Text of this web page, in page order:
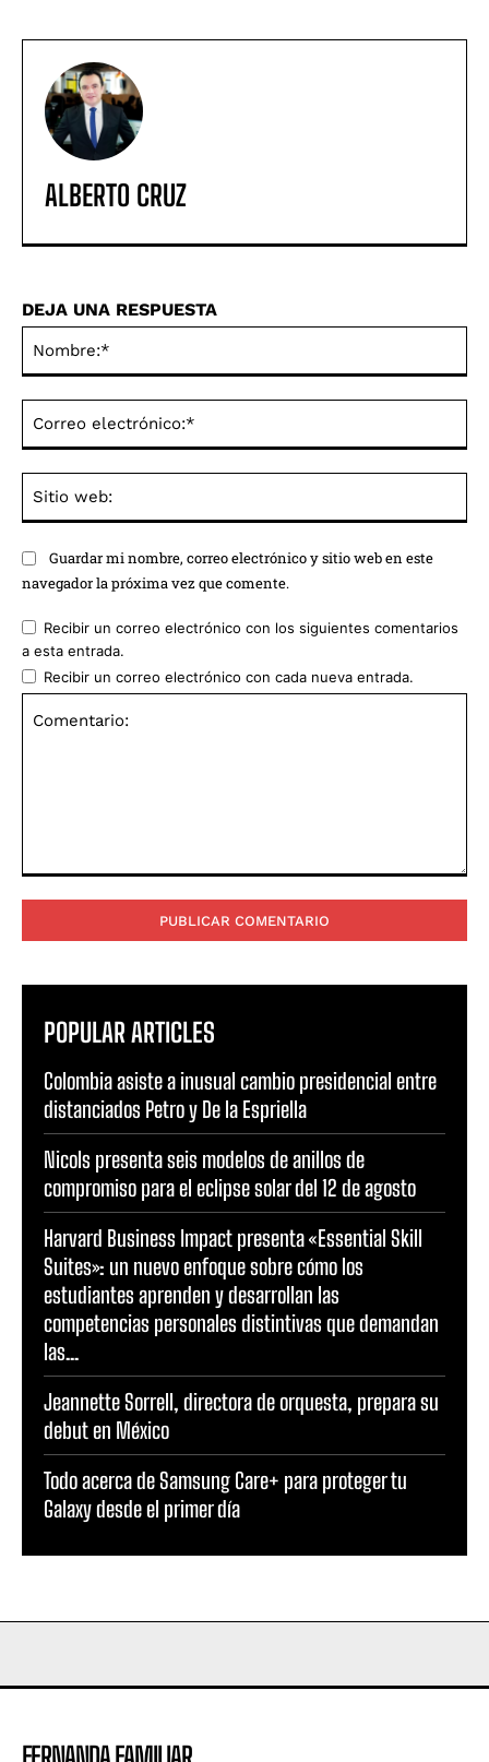
ALBERTO CRUZ
DEJA UNA RESPUESTA
Guardar mi nombre, correo electrónico y sitio web en este
navegador la próxima vez que comente.
Recibir un correo electrónico con los siguientes comentarios
a esta entrada.
Recibir un correo electrónico con cada nueva entrada.
POPULAR ARTICLES
Colombia asiste a inusual cambio presidencial entre
distanciados Petro y De la Espriella
Nicols presenta seis modelos de anillos de
compromiso para el eclipse solar del 12 de agosto
Harvard Business Impact presenta «Essential Skill
Suites»: un nuevo enfoque sobre cómo los
estudiantes aprenden y desarrollan las
competencias personales distintivas que demandan
las...
Jeannette Sorrell, directora de orquesta, prepara su
debut en México
Todo acerca de Samsung Care+ para proteger tu
Galaxy desde el primer día